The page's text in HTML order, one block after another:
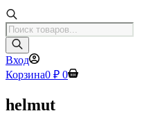
Поиск
товаров
Вход
Корзина0 ₽ 0
helmut